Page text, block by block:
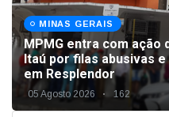
MINAS GERAIS
MPMG entra com ação
Itaú por filas abusivas
em Resplendor
05 Agosto 2026 162